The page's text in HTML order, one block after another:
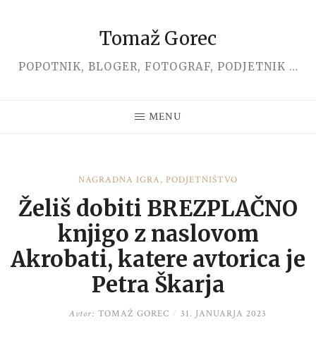
Tomaž Gorec
POPOTNIK, BLOGER, FOTOGRAF, PODJETNIK …
MENU
NAGRADNA IGRA, PODJETNIŠTVO
Želiš dobiti BREZPLAČNO
knjigo z naslovom
Akrobati, katere avtorica je
Petra Škarja
Avtor: TOMAŽ GOREC / 31. JANUARJA 2023